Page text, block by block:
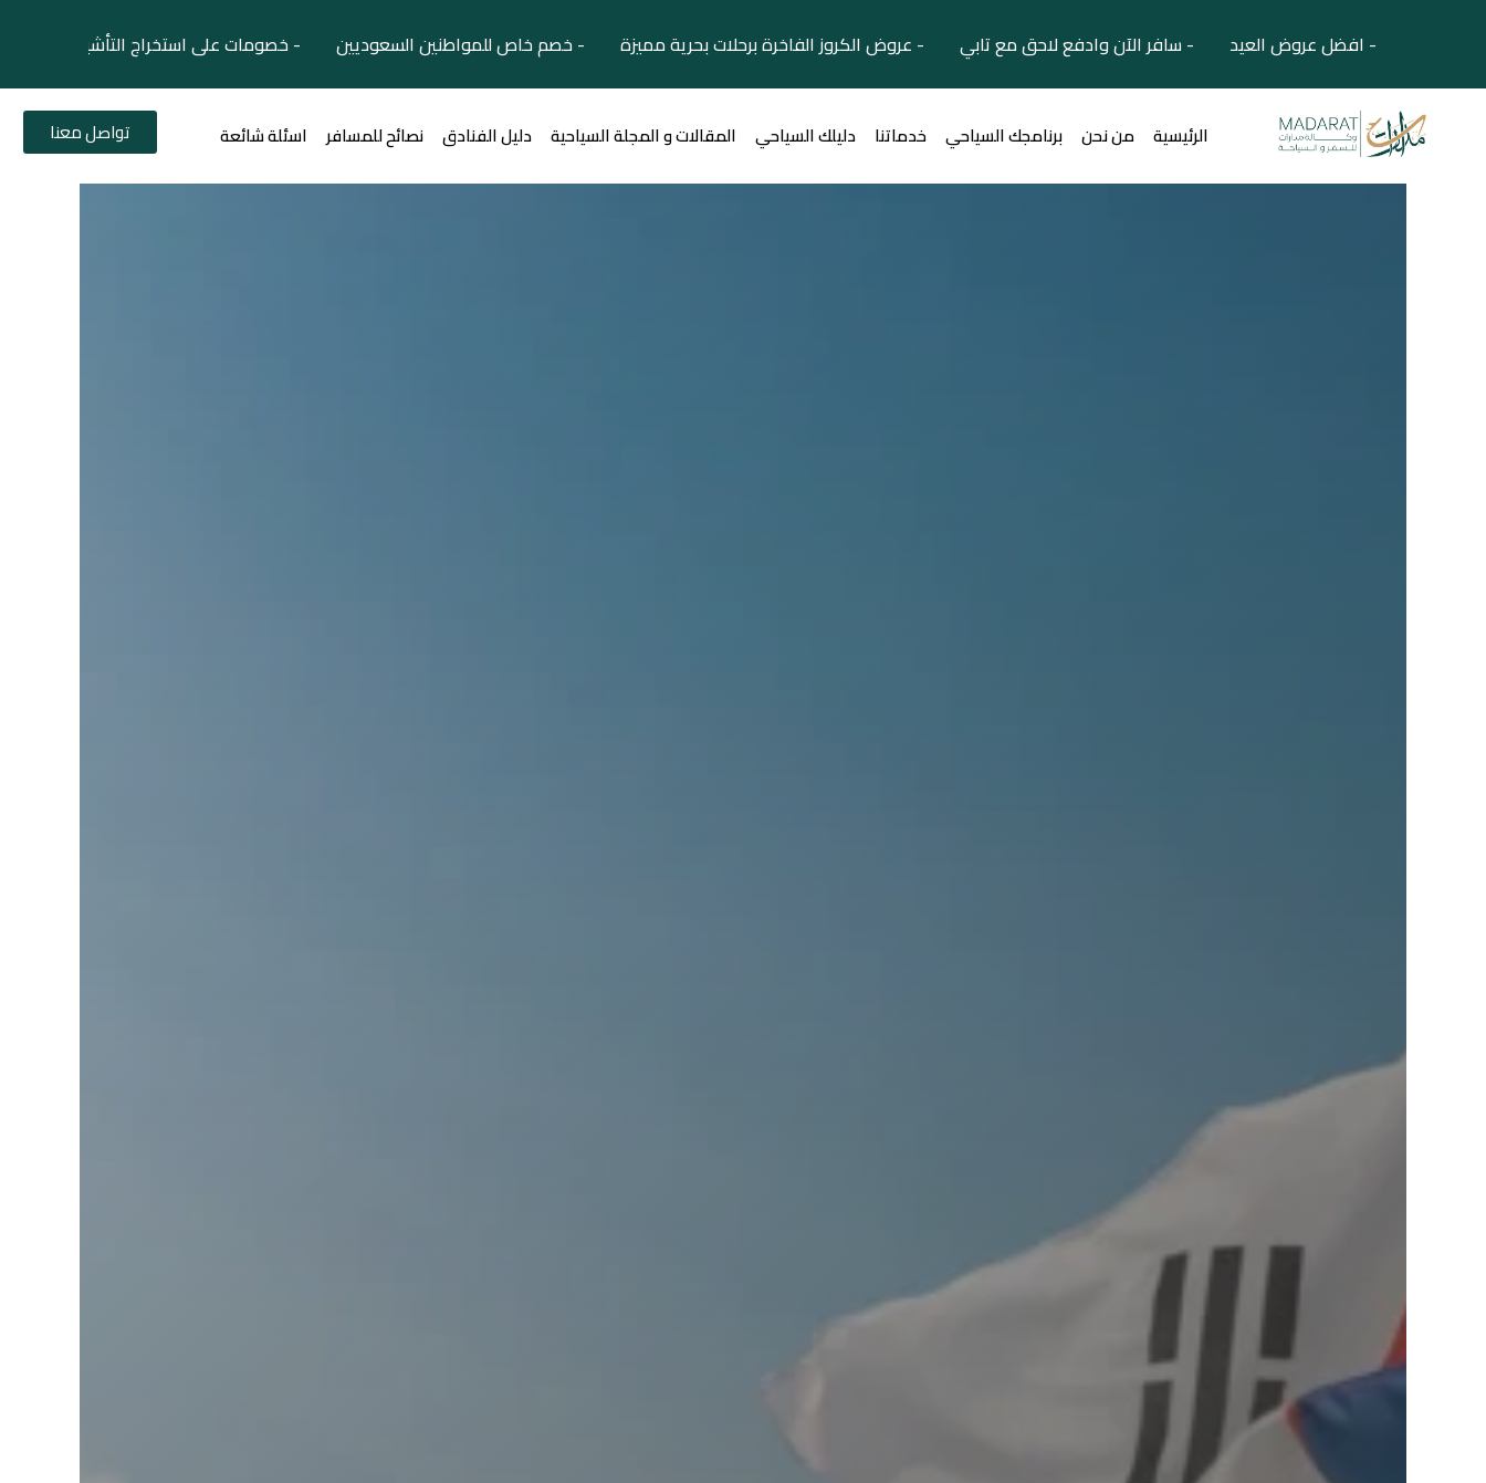
- افضل عروض العيد - سافر الآن وادفع لاحق مع تابي - عروض الكروز الفاخرة برحلات بحرية مميزة - خصم خاص للمواطنين السعوديين - خصومات على استخراج التأشيرات
الرئيسية من نحن برنامجك السياحي خدماتنا دليلك السياحي المقالات و المجلة السياحية دليل الفنادق نصائح للمسافر اسئلة شائعة تواصل معنا